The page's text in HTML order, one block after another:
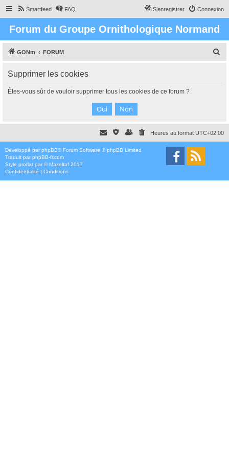
Smartfeed FAQ Connexion
S’enregistrer
Forum du Groupe Ornithologique Normand
GONm FORUM
c
Supprimer les cookies
Êtes-vous sûr de vouloir supprimer tous les cookies de ce forum ?
Heures au format UTC+02:00
Développé par phpBB® Forum Software © phpBB Limited
Traduit par phpBB-fr.com
Style proflat par ©Mazeltof 2017
Confidentialité | Conditions